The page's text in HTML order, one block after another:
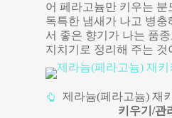
어 페라고늄만 키우는 분
독특한 냄새가 나고 병충
서 좋은 향기가 나는 품
지치기로 정리해 주는 것
제라늄(페라고늄) 재
키우기/관